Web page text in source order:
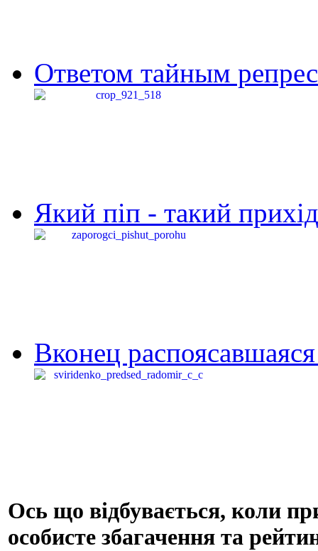
Ответом тайным
Який піп - такий
Вконец
Ось що відбувається, коли
особисте збагачення та